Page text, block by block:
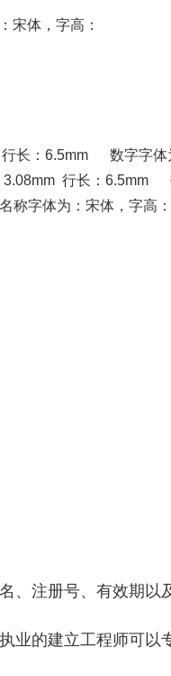
宋体，字高：
行长：6.5mm 数字字
3.08mm 行长：6.5mm
称字体为：宋体，字高
注册号、有效期以及
的建立工程师可以